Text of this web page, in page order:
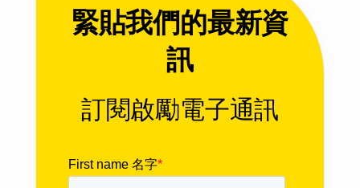
緊貼我們的最新資
訊
訂閱啟勵電子通訊